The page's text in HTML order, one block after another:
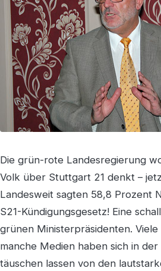
Die grün-rote Landesregierung
Volk über Stuttgart 21 denkt –
Landesweit sagten 58,8 Prozent
S21-Kündigungsgesetz! Eine
grünen Ministerpräsidenten.
manche Medien haben sich in
täuschen lassen von den